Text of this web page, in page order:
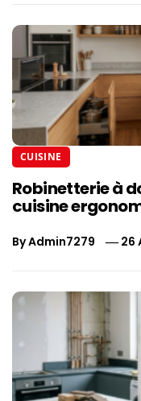
CUISINE
Robinetterie à
cuisine
ByAdmin7279 26